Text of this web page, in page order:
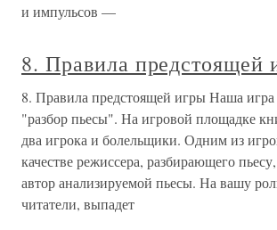
и импульсов —
8. Правила предстоящей
8. Правила предстоящей игры Наша игра
"разбор пьесы". На игровой площадке
два игрока и болельщики. Одним из
качестве режиссера, разбирающего
автор анализируемой пьесы. На вашу
читатели, выпадет